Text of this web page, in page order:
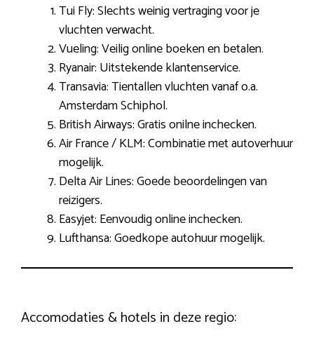
Tui Fly: Slechts weinig vertraging voor je
vluchten verwacht.
Vueling: Veilig online boeken en betalen.
Ryanair: Uitstekende klantenservice.
Transavia: Tientallen vluchten vanaf o.a.
Amsterdam Schiphol.
British Airways: Gratis onilne inchecken.
Air France / KLM: Combinatie met autoverhuur
mogelijk.
Delta Air Lines: Goede beoordelingen van
reizigers.
Easyjet: Eenvoudig online inchecken.
Lufthansa: Goedkope autohuur mogelijk.
Accomodaties & hotels in deze regio: